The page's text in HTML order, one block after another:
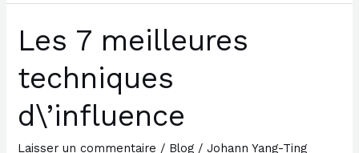
Les 7 meilleures
techniques
d\’influence
Laisser un commentaire / Blog /Johann Yang-Ting
Les
7
meilleures
d\’influence